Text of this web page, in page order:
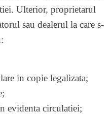
Ulterior, proprietarul
sau dealerul la care s-
in copie legalizata;
evidenta circulatiei;